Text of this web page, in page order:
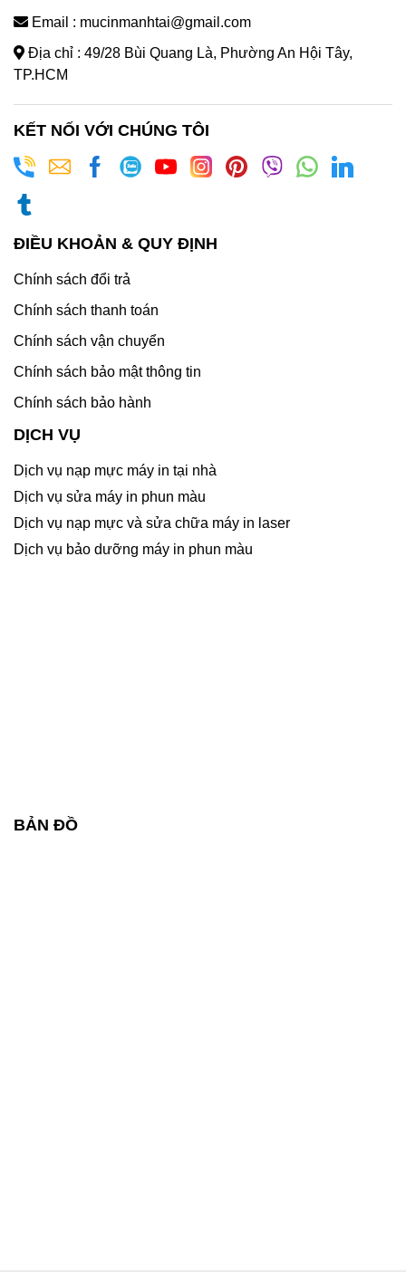
Email : mucinmanhtai@gmail.com
Địa chỉ : 49/28 Bùi Quang Là, Phường An Hội Tây,
TP.HCM
KẾT NỐI VỚI CHÚNG TÔI
ĐIỀU KHOẢN & QUY ĐỊNH
Chính sách đổi trả
Chính sách thanh toán
Chính sách vận chuyển
Chính sách bảo mật thông tin
Chính sách bảo hành
DỊCH VỤ
Dịch vụ nạp mực máy in tại nhà
Dịch vụ sửa máy in phun màu
Dịch vụ nạp mực và sửa chữa máy in laser
Dịch vụ bảo dưỡng máy in phun màu
BẢN ĐỒ